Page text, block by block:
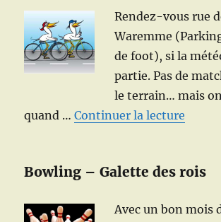
Rendez-vous rue
Waremme
de foot), si la
partie. Pas de
le terrain… mais
quand …Continuer la lecture
Bowling – Galette des rois
Avec un bon mois